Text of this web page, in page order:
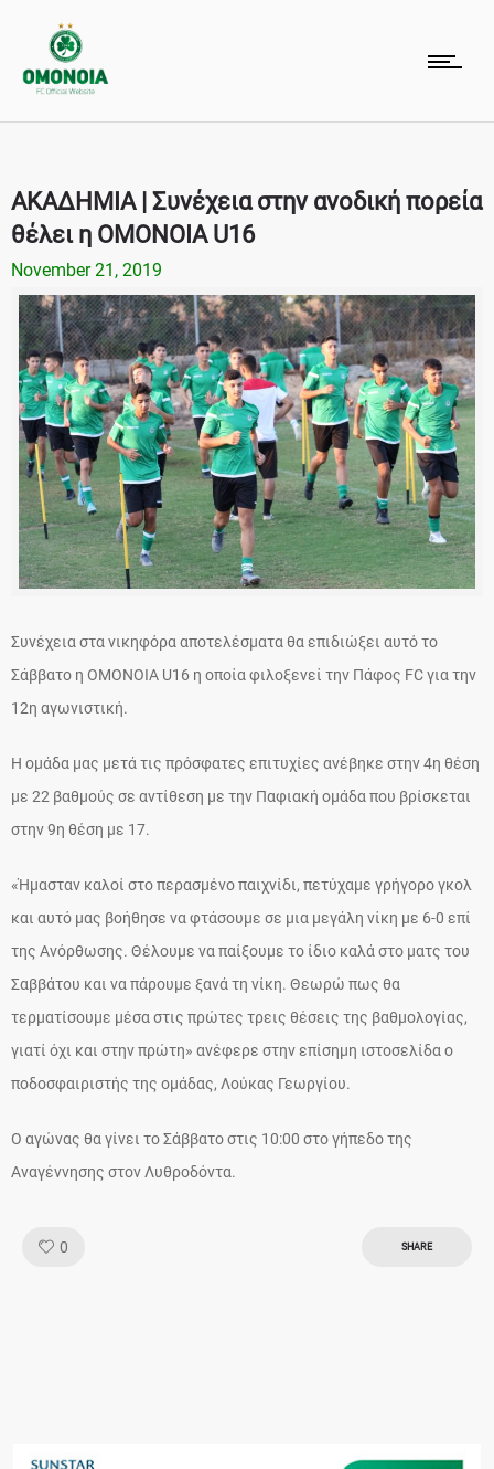
ΑΚΑΔΗΜΙΑ | Συνέχεια στην ανοδική πορεία
θέλει η ΟΜΟΝΟΙΑ U16
November 21, 2019
Συνέχεια στα νικηφόρα αποτελέσματα θα επιδιώξει αυτό το
Σάββατο η ΟΜΟΝΟΙΑ U16 η οποία φιλοξενεί την Πάφος FC για την
12η αγωνιστική.
Η ομάδα μας μετά τις πρόσφατες επιτυχίες ανέβηκε στην 4η θέση
με 22 βαθμούς σε αντίθεση με την Παφιακή ομάδα που βρίσκεται
στην 9η θέση με 17.
«Ήμασταν καλοί στο περασμένο παιχνίδι, πετύχαμε γρήγορο γκολ
και αυτό μας βοήθησε να φτάσουμε σε μια μεγάλη νίκη με 6-0 επί
της Ανόρθωσης. Θέλουμε να παίξουμε το ίδιο καλά στο ματς του
Σαββάτου και να πάρουμε ξανά τη νίκη. Θεωρώ πως θα
τερματίσουμε μέσα στις πρώτες τρεις θέσεις της βαθμολογίας,
γιατί όχι και στην πρώτη» ανέφερε στην επίσημη ιστοσελίδα ο
ποδοσφαιριστής της ομάδας, Λούκας Γεωργίου.
Ο αγώνας θα γίνει το Σάββατο στις 10:00 στο γήπεδο της
Αναγέννησης στον Λυθροδόντα.
0 SHARE